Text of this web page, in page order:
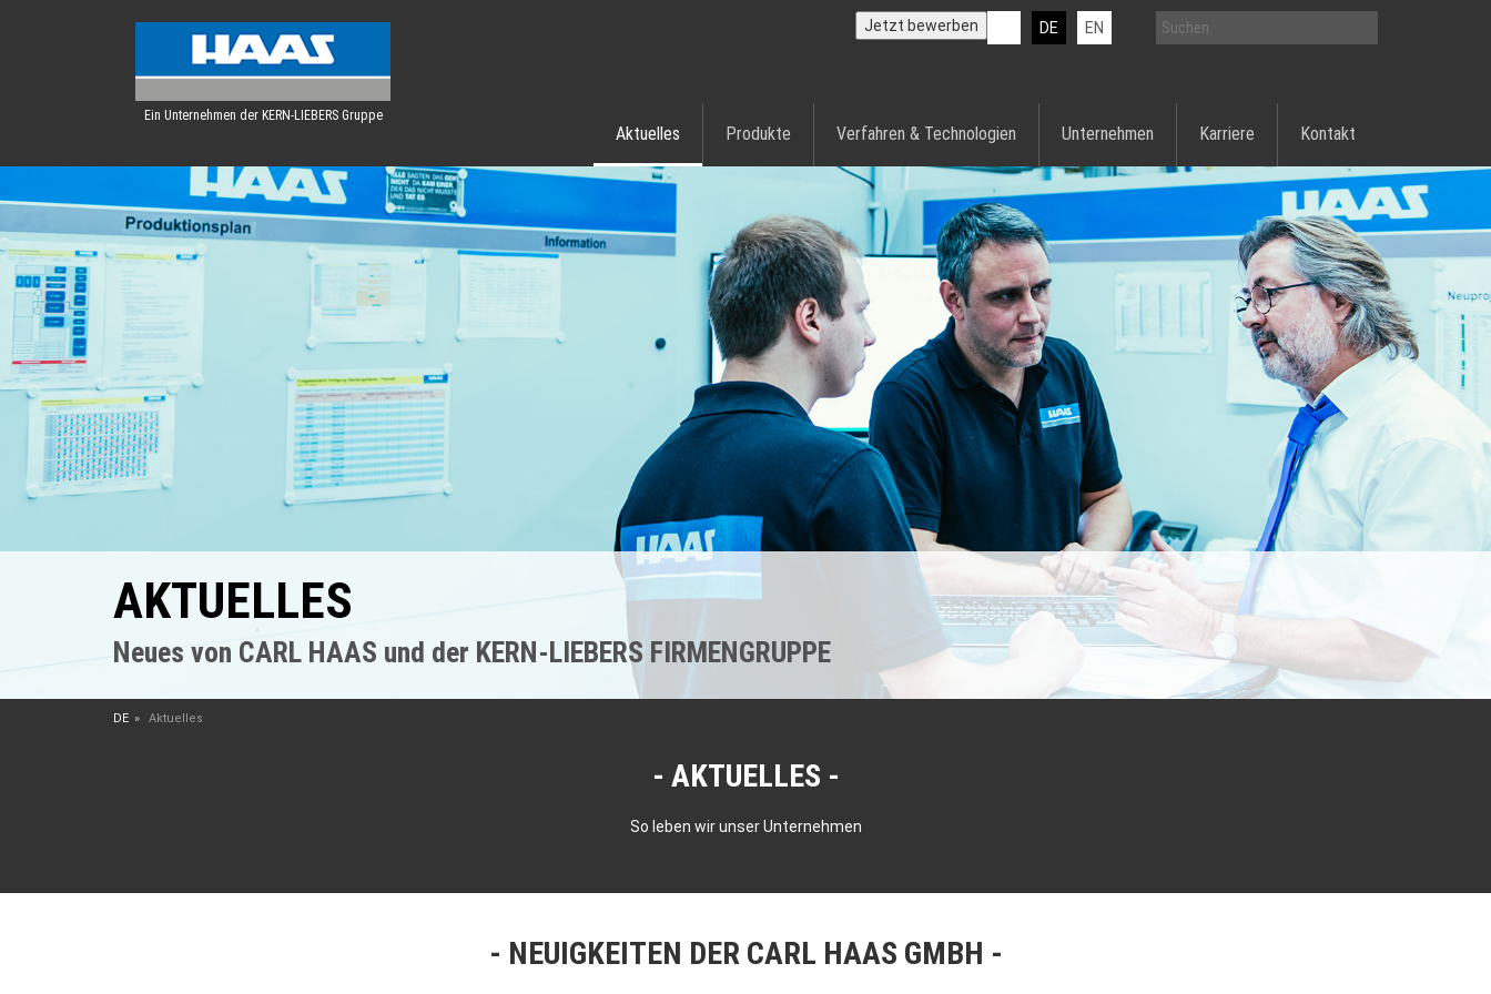
Ein Unternehmen der KERN-LIEBERS Gruppe
DE EN
Jetzt bewerben
Aktuelles Produkte Verfahren & Technologien Unternehmen Karriere Kontakt
AKTUELLES
Neues von CARL HAAS und der KERN-LIEBERS FIRMENGRUPPE
DE Aktuelles
AKTUELLES
So leben wir unser Unternehmen
NEUIGKEITEN DER CARL HAAS GMBH